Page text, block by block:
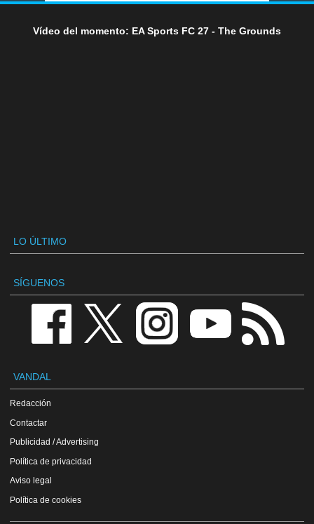
Vídeo del momento: EA Sports FC 27 - The Grounds
LO ÚLTIMO
SÍGUENOS
VANDAL
Redacción
Contactar
Publicidad / Advertising
Política de privacidad
Aviso legal
Política de cookies